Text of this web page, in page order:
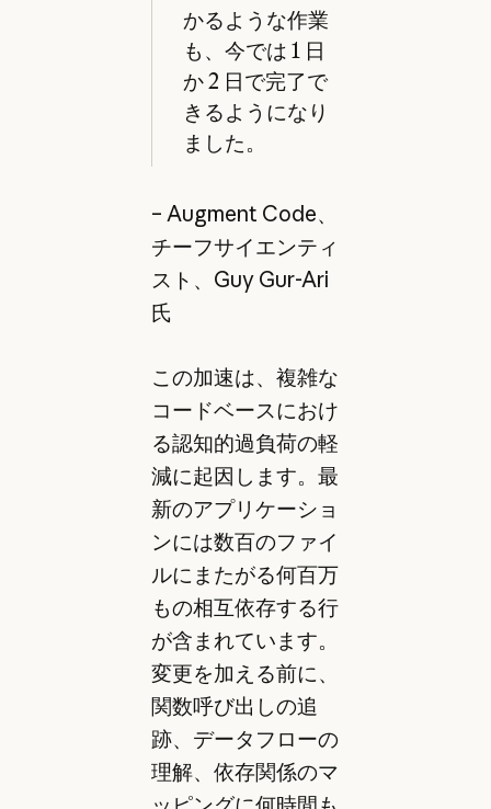
かるような作業
も、今では 1 日
か 2 日で完了で
きるようになり
ました。
– Augment Code、
チーフサイエンティ
スト、Guy Gur-Ari
氏
この加速は、複雑な
コードベースにおけ
る認知的過負荷の軽
減に起因します。最
新のアプリケーショ
ンには数百のファイ
ルにまたがる何百万
もの相互依存する行
が含まれています。
変更を加える前に、
関数呼び出しの追
跡、データフローの
理解、依存関係のマ